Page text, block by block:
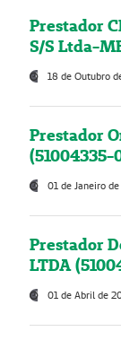
Prestador
S/S Ltda-
18 de Outubro
Prestador
(51004335-
01 de Janeiro
Prestador
LTDA
01 de Abril de